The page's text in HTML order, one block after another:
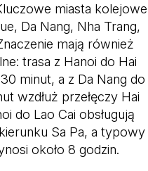
miasta kolejowe
Da Nang, Nha Trang,
mają również
trasa z Hanoi do Hai
minut, a z Da Nang do
wzdłuż przełęczy Hai
do Lao Cai obsługują
Sa Pa, a typowy
około 8 godzin.